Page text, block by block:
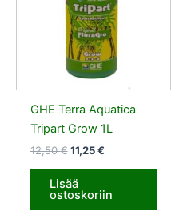
GHE Terra Aquatica
Tripart Grow 1L
12,50€ 11,25€
Lisää
ostoskoriin